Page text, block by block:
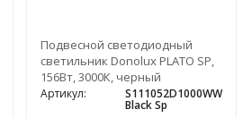
Подвесной светодиодный
светильник Donolux PLATO SP,
156Вт, 3000К, черный
Артикул: S111052D1000WW
Black Sp